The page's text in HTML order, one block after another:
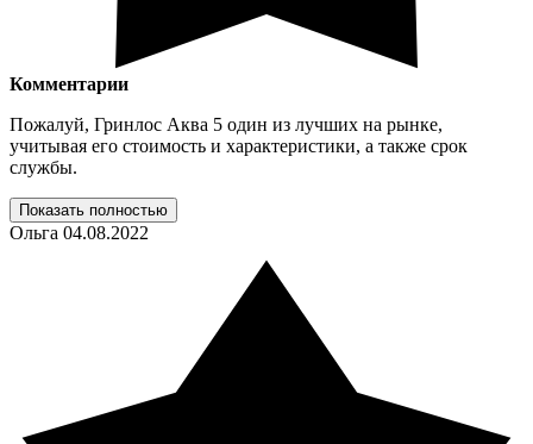
Комментарии
Пожалуй, Гринлос Аква 5 один из лучших на рынке,
учитывая его стоимость и характеристики, а также срок
службы.
Показать полностью
Ольга 04.08.2022